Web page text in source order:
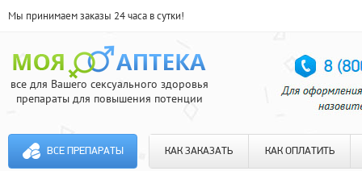
Мы принимаем заказы 24 часа в сутки!
все для Вашего сексуального здоровья
препараты для повышения потенции
ВСЕ ПРЕПАРАТЫ КАК ЗАКАЗАТЬ КАК ОПЛАТИТЬ